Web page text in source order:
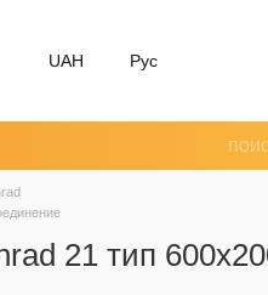
UAH Рус
21 тип